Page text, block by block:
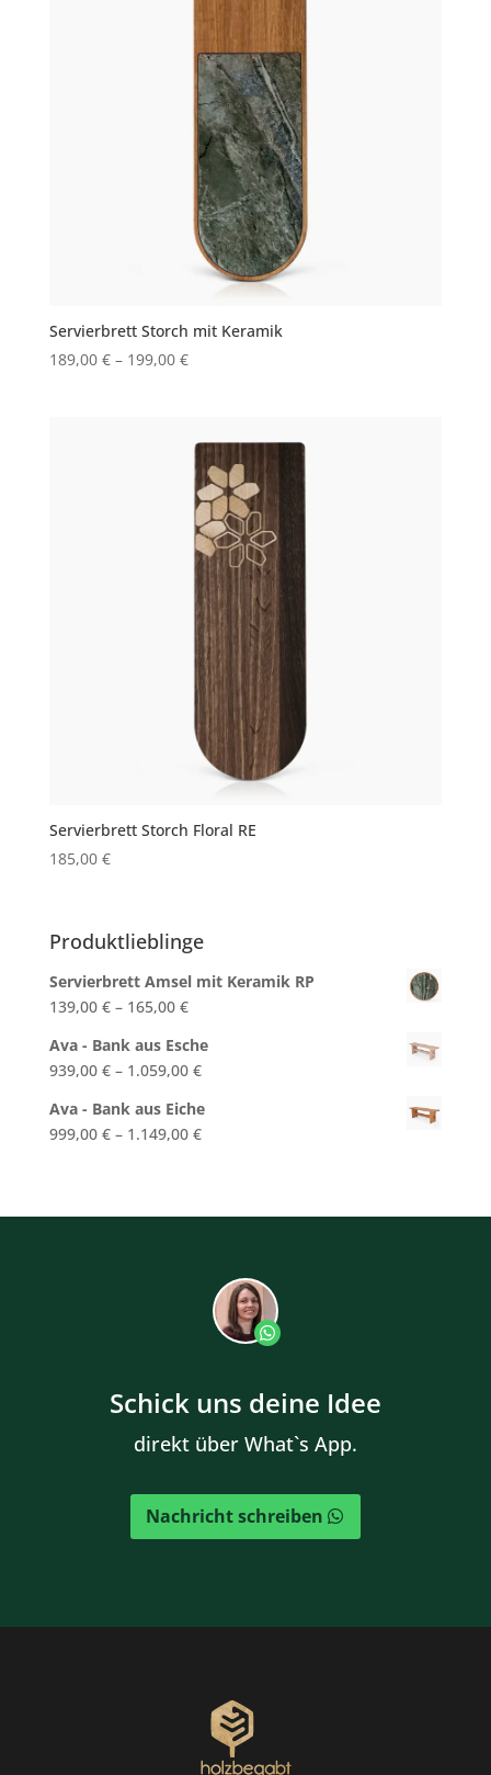
Servierbrett Storch mit Keramik
189,00 €– 199,00 €
Servierbrett Storch Floral RE
185,00 €
Produktlieblinge
Servierbrett Amsel mit Keramik RP
139,00 €– 165,00 €
Ava - Bank aus Esche
939,00 €– 1.059,00 €
Ava - Bank aus Eiche
999,00 €– 1.149,00 €
Schick uns deine Idee
direkt über What`s App.
Nachricht schreiben